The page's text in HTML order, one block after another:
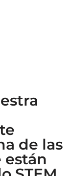
de las
están